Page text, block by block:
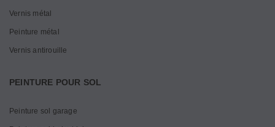
Vernis métal
Peinture métal
Vernis antirouille
PEINTURE POUR SOL
Peinture sol garage